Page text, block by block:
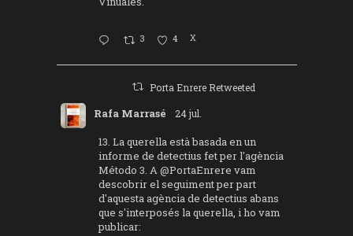
3 4 X
Porta Enrere Retweeted
Rafa Marrasé 24 jul.
13. La querella està basada en un
informe de detectius fet per l'agència
Método 3. A@PortaEnrere vam
descobrir el seguiment per part
d'aquesta agència de detectius abans
que s'interposés la querella, i ho vam
publicar: